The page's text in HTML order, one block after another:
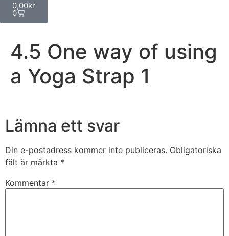
0,00kr
0
4.5 One way of using
a Yoga Strap 1
Lämna ett svar
Din e-postadress kommer inte publiceras. Obligatoriska
fält är märkta *
Kommentar *